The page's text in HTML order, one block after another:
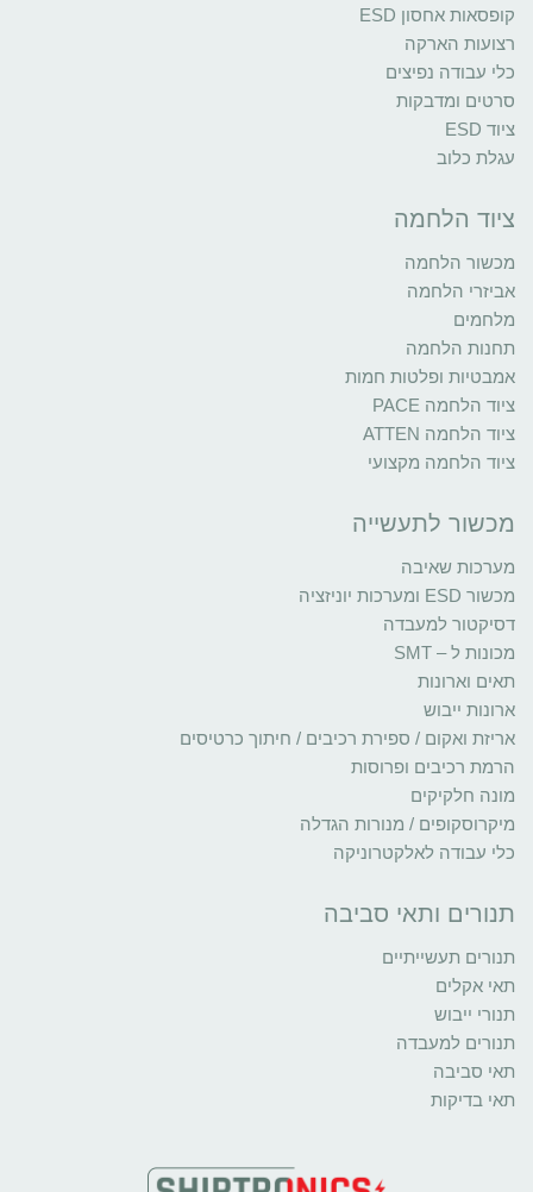
קופסאות אחסון ESD
רצועות הארקה
כלי עבודה נפיצים
סרטים ומדבקות
ציוד ESD
עגלת כלוב
ציוד הלחמה
מכשור הלחמה
אביזרי הלחמה
מלחמים
תחנות הלחמה
אמבטיות ופלטות חמות
ציוד הלחמה PACE
ציוד הלחמה ATTEN
ציוד הלחמה מקצועי
מכשור לתעשייה
מערכות שאיבה
מכשור ESD ומערכות יוניזציה
דסיקטור למעבדה
מכונות ל – SMT
תאים וארונות
ארונות ייבוש
אריזת ואקום / ספירת רכיבים / חיתוך כרטיסים
הרמת רכיבים ופרוסות
מונה חלקיקים
מיקרוסקופים / מנורות הגדלה
כלי עבודה לאלקטרוניקה
תנורים ותאי סביבה
תנורים תעשייתיים
תאי אקלים
תנורי ייבוש
תנורים למעבדה
תאי סביבה
תאי בדיקות